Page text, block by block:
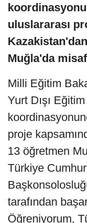
uluslararası
Muğla'da
Milli Eğitim
Yurt Dışı
proje
13 öğretmen
Türkiye
tarafından
Öğreniyorum,